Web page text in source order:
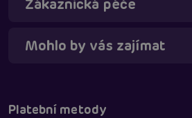
Zákaznická péče
Mohlo by vás zajímat
Platební metody